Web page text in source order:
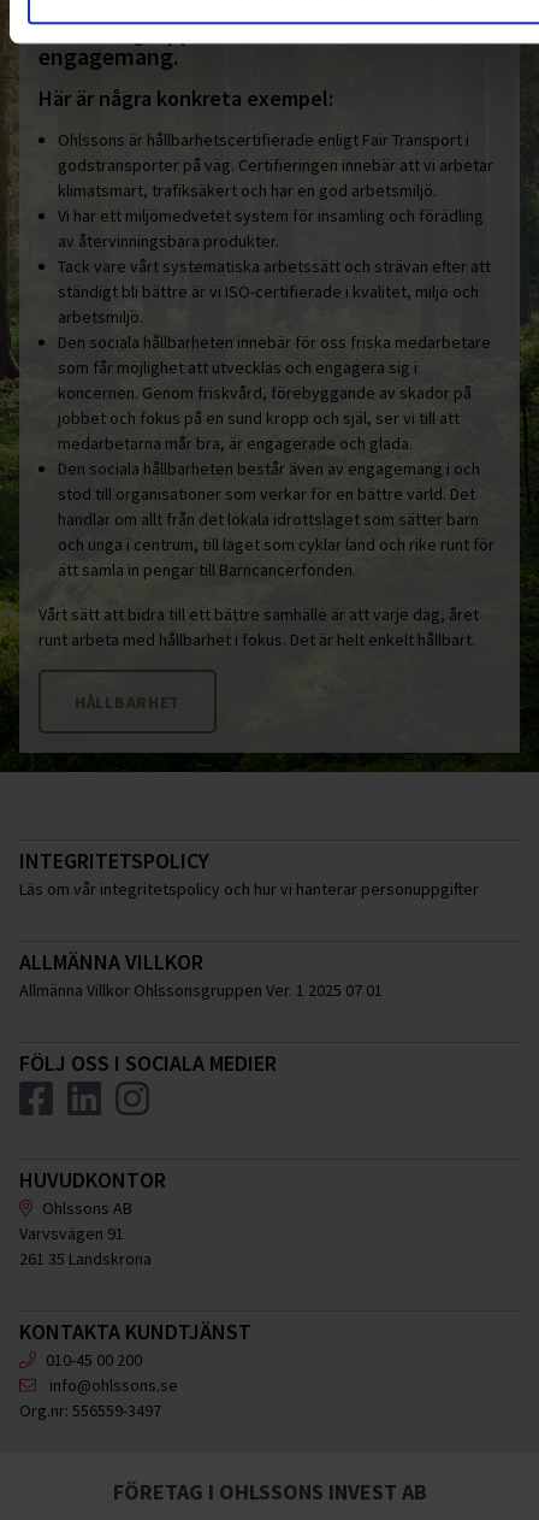
Ohlssonsgruppen är vårt hållbara
engagemang.
Här är några konkreta exempel:
Ohlssons är hållbarhetscertifierade enligt Fair Transport i
godstransporter på väg. Certifieringen innebär att vi arbetar
klimatsmart, trafiksäkert och har en god arbetsmiljö.
Vi har ett miljömedvetet system för insamling och förädling
av återvinningsbara produkter.
Tack vare vårt systematiska arbetssätt och strävan efter att
ständigt bli bättre är vi ISO-certifierade i kvalitet, miljö och
arbetsmiljö.
Den sociala hållbarheten innebär för oss friska medarbetare
som får möjlighet att utvecklas och engagera sig i
koncernen. Genom friskvård, förebyggande av skador på
jobbet och fokus på en sund kropp och själ, ser vi till att
medarbetarna mår bra, är engagerade och glada.
Den sociala hållbarheten består även av engagemang i och
stöd till organisationer som verkar för en bättre värld. Det
handlar om allt från det lokala idrottslaget som sätter barn
och unga i centrum, till laget som cyklar land och rike runt för
att samla in pengar till Barncancerfonden.
Vårt sätt att bidra till ett bättre samhälle är att varje dag, året
runt arbeta med hållbarhet i fokus. Det är helt enkelt hållbart.
HÅLLBARHET
INTEGRITETSPOLICY
Läs om vår integritetspolicy och hur vi hanterar personuppgifter
ALLMÄNNA VILLKOR
Allmänna Villkor Ohlssonsgruppen Ver. 1 2025 07 01
FÖLJ OSS I SOCIALA MEDIER
HUVUDKONTOR
Ohlssons AB
Varvsvägen 91
261 35 Landskrona
KONTAKTA KUNDTJÄNST
010-45 00 200
info@ohlssons.se
Org.nr: 556559-3497
FÖRETAG I OHLSSONS INVEST AB